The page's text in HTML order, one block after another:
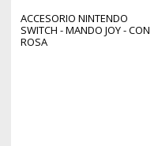
ACCESORIO NINTENDO
SWITCH - MANDO JOY - CON
ROSA